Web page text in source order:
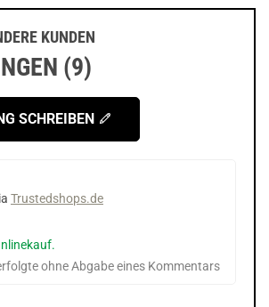
KUNDEN
(9)
SCHREIBEN
Trustedshops.de
ohne Abgabe eines Kommentars